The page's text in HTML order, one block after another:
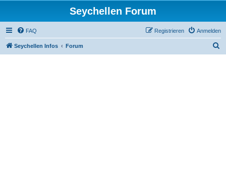
Seychellen Forum
FAQ Anmelden
Registrieren
Seychellen Infos Forum